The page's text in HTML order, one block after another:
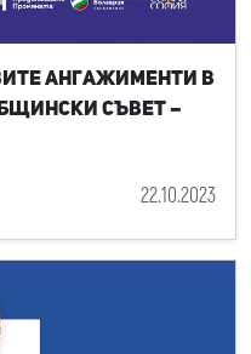
ангажименти в
съвет –
22.10.2023